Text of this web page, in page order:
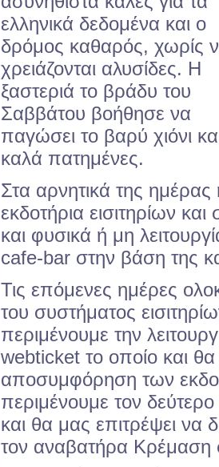
ελληνικά δεδομένα και ο
δρόμος καθαρός, χωρίς
χρειάζονται αλυσίδες. Η
ξαστεριά το βράδυ του
Σαββάτου βοήθησε να
παγώσει το βαρύ χιόνι
καλά πατημένες.
Στα αρνητικά της
εκδοτήρια εισιτηρίων
και φυσικά ή μη
cafe-bar στην βάση της
Τις επόμενες ημέρες
του συστήματος
περιμένουμε την
webticket το οποίο και
αποσυμφόρηση των
περιμένουμε τον
και θα μας επιτρέψει
τον αναβατήρα Κρέμαση